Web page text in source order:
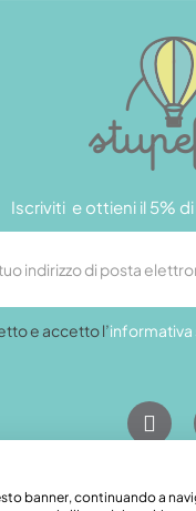
Iscriviti e ottieni il 5%
e accetto l’informativa
grandamodel@pec.it
banner, continuando a